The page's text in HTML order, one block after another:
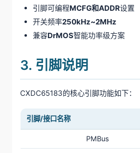
引脚可编程MCFG和ADDR设置
开关频率250kHz~2MHz
兼容DrMOS智能功率级方案
3. 引脚说明
CXDC65183的核心引脚功能如下：
引脚/接口名称
PMBus